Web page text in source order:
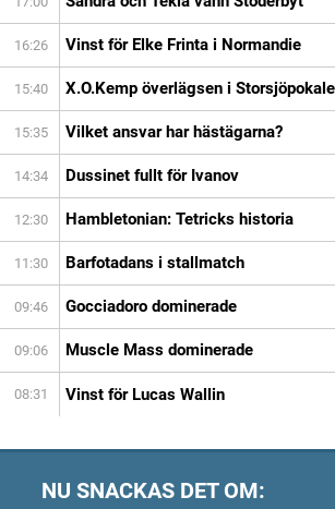
16:26 Vinst för Elke Frinta i Normandie
15:40 X.O.Kemp överlägsen i
15:35 Vilket ansvar har hästägarna?
14:34 Dussinet fullt för Ivanov
12:30 Hambletonian: Tetricks historia
11:30 Barfotadans i stallmatch
09:46 Gocciadoro dominerade
09:06 Muscle Mass dominerade
08:31 Vinst för Lucas Wallin
NU SNACKAS DET OM: